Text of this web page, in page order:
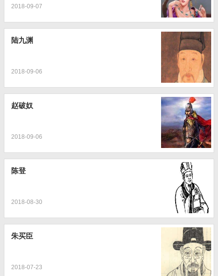
2018-09-07
陆九渊
2018-09-06
赵破奴
2018-09-06
陈登
2018-08-30
朱买臣
2018-07-23